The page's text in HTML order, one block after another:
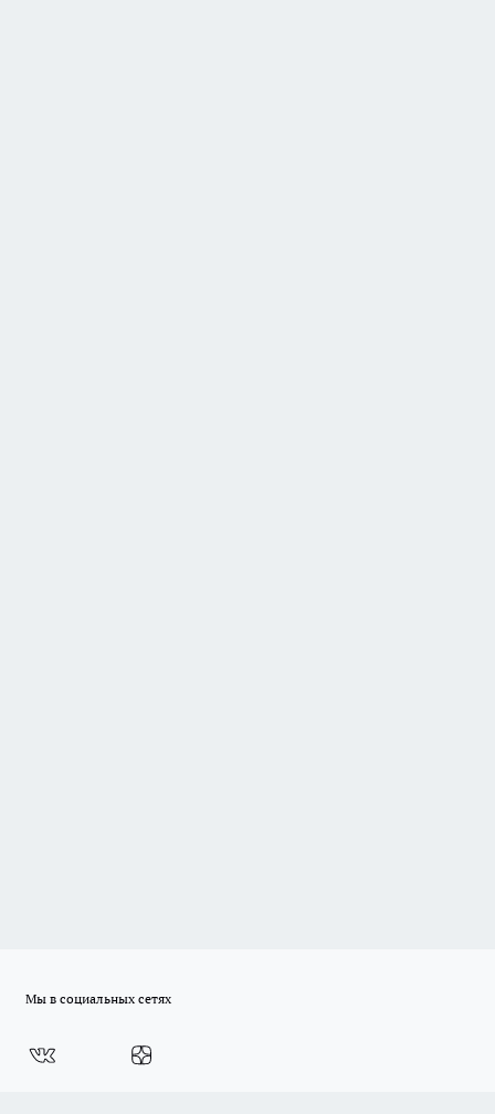
Мы в социальных сетях